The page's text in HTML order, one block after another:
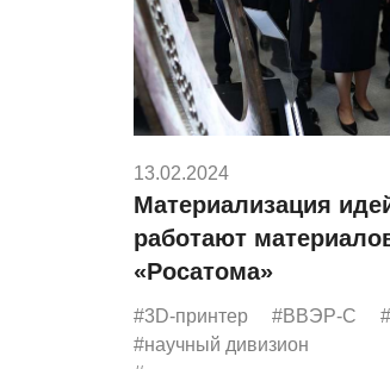
13.02.2024
Материализация
работают
«Росатома»
#3D-принтер #ВВЭР-С
#научный дивизион